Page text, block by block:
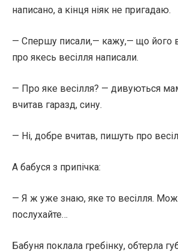
написано, а кінця ніяк не пригадаю.
— Спершу писали,— кажу,— що його
про якесь весілля написали.
— Про яке весілля? — дивуються
вчитав гаразд, сину.
— Ні, добре вчитав, пишуть про
А бабуся з припічка:
— Я ж уже знаю, яке то весілля.
послухайте…
Бабуня поклала гребінку, обтерла